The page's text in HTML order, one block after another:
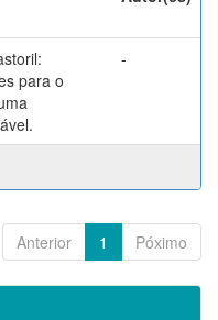
para o
-
Anterior 1 Póximo